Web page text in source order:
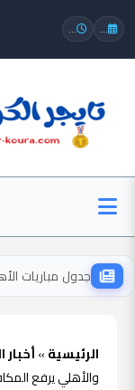
...
...
الرئيسية»أخبار
والأهلي يرفع